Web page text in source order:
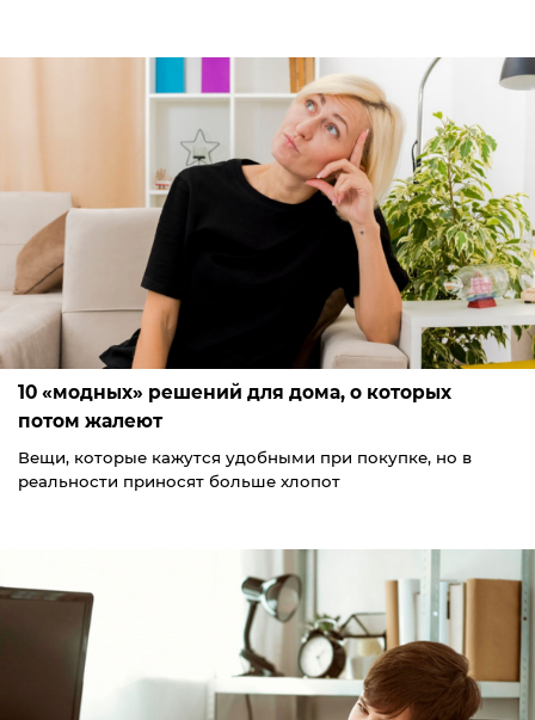
10 «модных» решений для дома, о которых
потом жалеют
Вещи, которые кажутся удобными при покупке, но в
реальности приносят больше хлопот